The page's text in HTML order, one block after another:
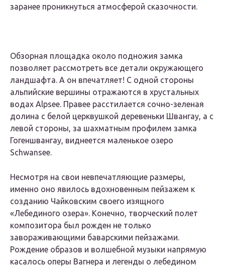
заранее проникнуться атмосферой сказочности.
Обзорная площадка около подножия замка
позволяет рассмотреть все детали окружающего
ландшафта. А он впечатляет! С одной стороны
альпийские вершины отражаются в хрустальных
водах Alpsee. Правее расстилается сочно-зеленая
долина с белой церквушкой деревеньки Швангау, а с
левой стороны, за шахматным профилем замка
Гогеншвангау, виднеется маленькое озеро
Schwansee.
Несмотря на свои невпечатляющие размеры,
именно оно явилось вдохновенным пейзажем к
созданию Чайковским своего изящного
«Лебединого озера». Конечно, творческий полет
композитора был рожден не только
завораживающими баварскими пейзажами.
Рождение образов и волшебной музыки напрямую
касалось оперы Вагнера и легенды о лебедином